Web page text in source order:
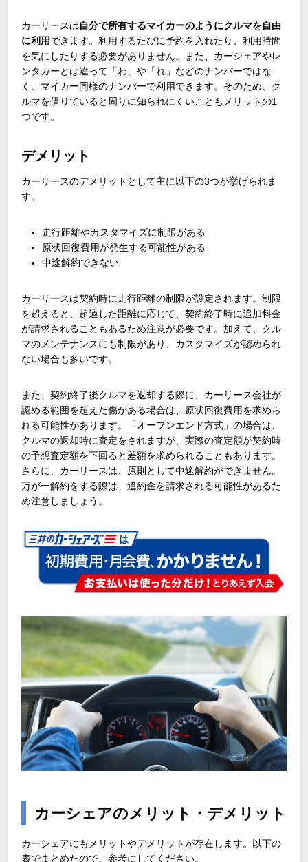
カーリースは自分で所有するマイカーのようにクルマを自由
に利用できます。利用するたびに予約を入れたり、利用時間
を気にしたりする必要がありません。また、カーシェアやレ
ンタカーとは違って「わ」や「れ」などのナンバーではな
く、マイカー同様のナンバーで利用できます。そのため、ク
ルマを借りていると周りに知られにくいこともメリットの1
つです。
デメリット
カーリースのデメリットとして主に以下の3つが挙げられま
す。
走行距離やカスタマイズに制限がある
原状回復費用が発生する可能性がある
中途解約できない
カーリースは契約時に走行距離の制限が設定されます。制限
を超えると、超過した距離に応じて、契約終了時に追加料金
が請求されることもあるため注意が必要です。加えて、クル
マのメンテナンスにも制限があり、カスタマイズが認められ
ない場合も多いです。
また、契約終了後クルマを返却する際に、カーリース会社が
認める範囲を超えた傷がある場合は、原状回復費用を求めら
れる可能性があります。「オープンエンド方式」の場合は、
クルマの返却時に査定をされますが、実際の査定額が契約時
の予想査定額を下回ると差額を求められることもあります。
さらに、カーリースは、原則として中途解約ができません。
万が一解約をする際は、違約金を請求される可能性があるた
め注意しましょう。
カーシェアのメリット・デメリット
カーシェアにもメリットやデメリットが存在します。以下の
表でまとめたので、参考にしてください。